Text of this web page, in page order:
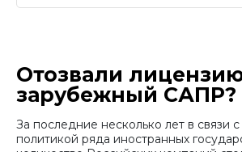
Отозвали
зарубежный САПР?
За последние несколько лет в связи
политикой ряда иностранных